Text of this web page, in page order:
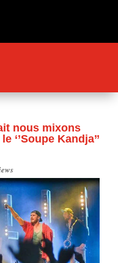
nous mixons
‘’Soupe Kandja’’